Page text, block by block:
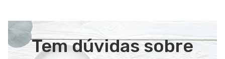
Tem dúvidas sobre